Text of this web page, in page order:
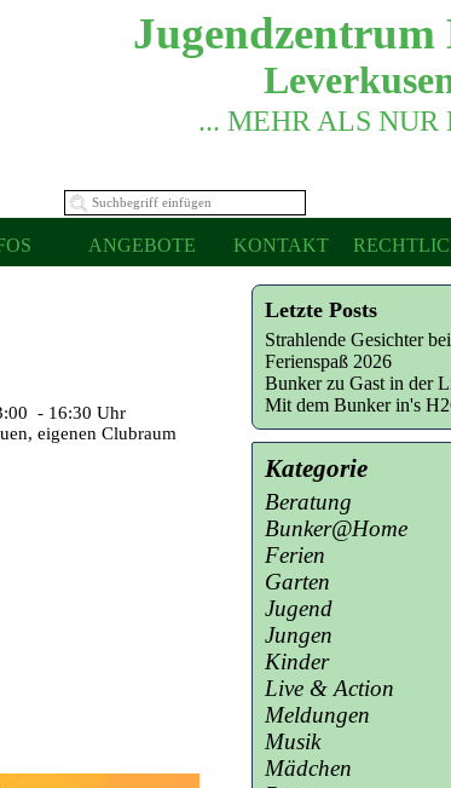
... MEHR ALS NUR
ANGEBOTE KONTAKT
- 16:30 Uhr
eigenen Clubraum
Letzte Posts
Strahlende Gesichter
Ferienspaß 2026
Bunker zu Gast in der
Mit dem Bunker in's
Kategorie
Beratung
Bunker@Home
Ferien
Garten
Jugend
Jungen
Kinder
Live & Action
Meldungen
Musik
Mädchen